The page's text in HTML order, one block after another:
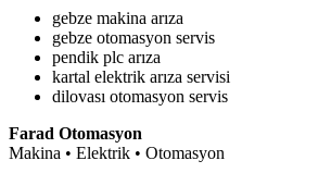
gebze makina arıza
gebze otomasyon servis
pendik plc arıza
kartal elektrik arıza servisi
dilovası otomasyon servis
Farad Otomasyon
Makina • Elektrik • Otomasyon